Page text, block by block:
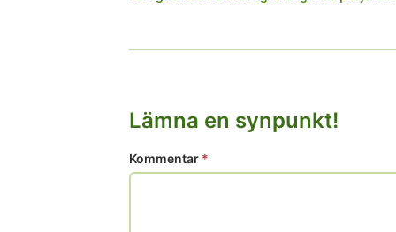
Lämna en synpunkt!
Kommentar *